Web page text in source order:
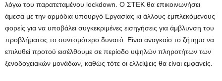
λόγω του παρατεταμένου lockdown. Ο ΣΤΕΚ θα επικοινωνήσει
άμεσα με την αρμόδια υπουργό Εργασίας κι άλλους εμπλεκόμενους
φορείς για να υποβάλει συγκεκριμένες εισηγήσεις για άμβλυνση του
προβλήματος το συντομότερο δυνατό. Είναι αναγκαίο το ζήτημα να
επιλυθεί προτού εισέλθουμε σε περίοδο υψηλών πληροτήτων των
ξενοδοχειακών μονάδων, καθώς τότε οι ελλείψεις θα είναι εμφανείς.